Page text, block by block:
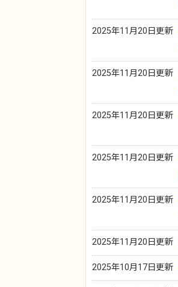
2025年11月20日更新
2025年11月20日更新
2025年11月20日更新
2025年11月20日更新
2025年11月20日更新
2025年11月20日更新
2025年10月17日更新